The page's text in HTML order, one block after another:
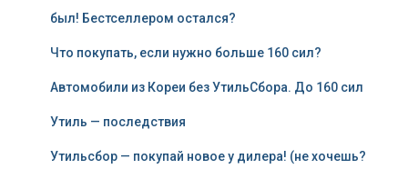
был! Бестселлером остался?
Что покупать, если нужно больше 160 сил?
Автомобили из Кореи без УтильСбора. До 160 сил
Утиль — последствия
Утильсбор — покупай новое у дилера! (не хочешь?